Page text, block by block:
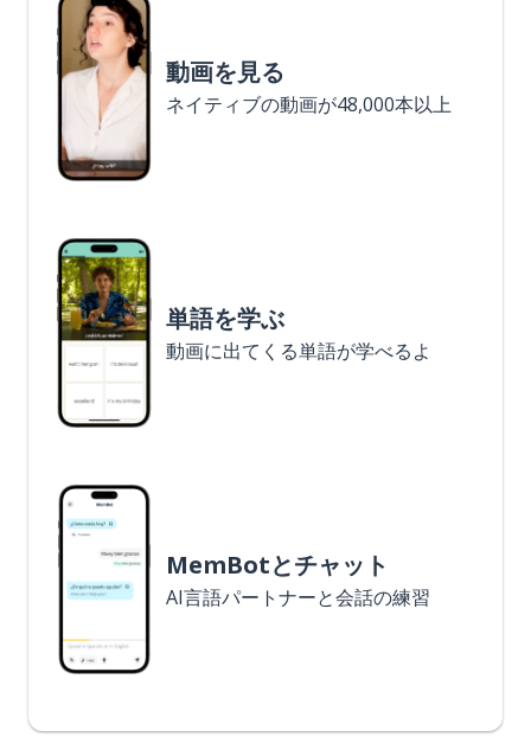
動画を見る
ネイティブの動画が48,000本以上
単語を学ぶ
動画に出てくる単語が学べるよ
MemBotとチャット
AI言語パートナーと会話の練習